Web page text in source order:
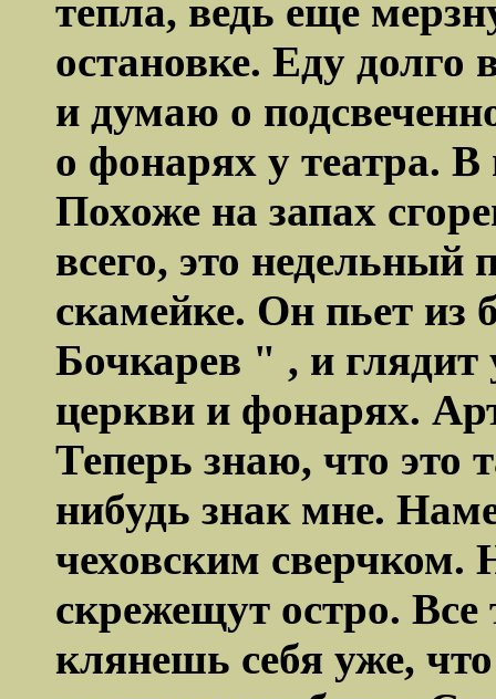
тепла, ведь еще
остановке. Еду долго
и думаю о
о фонарях у театра. В
Похоже на запах
всего, это недельный
скамейке. Он пьет из
Бочкарев " , и
церкви и фонарях.
Теперь знаю, что это
нибудь знак мне.
чеховским сверчком.
скрежещут остро. Все
клянешь себя уже,